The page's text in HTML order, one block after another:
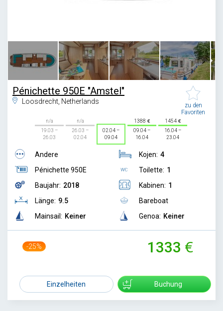
Pénichette 950E "Amstel"
Loosdrecht, Netherlands
zu den
Favoriten
n/a
19.03 –
26.03
n/a
26.03 –
02.04
02.04 –
09.04
1388
09.04 –
16.04
1454
16.04 –
23.04
Andere
Pénichette 950E
Baujahr: 2018
Länge: 9.5
Mainsail: Keiner
Kojen: 4
Toilette: 1
Kabinen: 1
Bareboat
Genoa: Keiner
-25% 1333
Einzelheiten Buchung